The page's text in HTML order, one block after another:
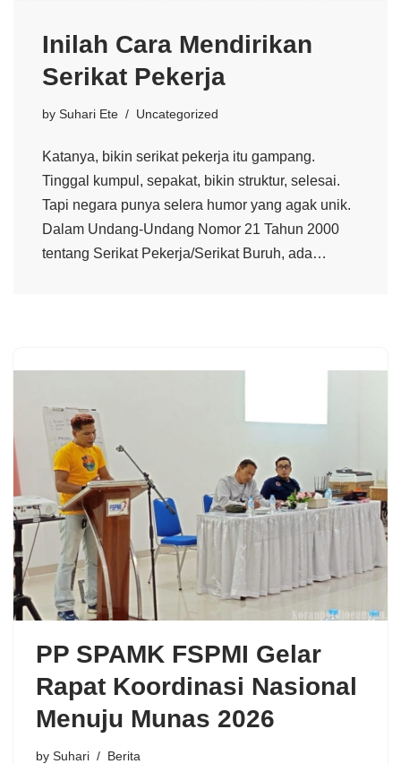
Inilah Cara Mendirikan
Serikat Pekerja
by Suhari Ete Uncategorized
Katanya, bikin serikat pekerja itu gampang.
Tinggal kumpul, sepakat, bikin struktur, selesai.
Tapi negara punya selera humor yang agak unik.
Dalam Undang-Undang Nomor 21 Tahun 2000
tentang Serikat Pekerja/Serikat Buruh, ada…
PP SPAMK FSPMI Gelar
Rapat Koordinasi Nasional
Menuju Munas 2026
by Suhari Berita